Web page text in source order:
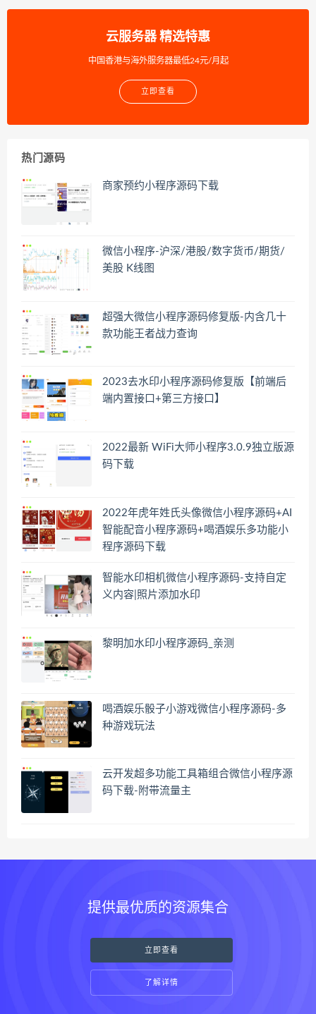
云服务器 精选特惠
中国香港与海外服务器最低24元/月起
立即查看
热门源码
商家预约小程序源码下载
微信小程序-沪深/港股/数字货币/期货/
美股 K线图
超强大微信小程序源码修复版-内含几十
款功能王者战力查询
2023去水印小程序源码修复版【前端后
端内置接口+第三方接口】
2022最新 WiFi大师小程序3.0.9独立版源
码下载
2022年虎年姓氏头像微信小程序源码+AI
智能配音小程序源码+喝酒娱乐多功能小
程序源码下载
智能水印相机微信小程序源码-支持自定
义内容|照片添加水印
黎明加水印小程序源码_亲测
喝酒娱乐骰子小游戏微信小程序源码-多
种游戏玩法
云开发超多功能工具箱组合微信小程序源
码下载-附带流量主
提供最优质的资源集合
立即查看
了解详情